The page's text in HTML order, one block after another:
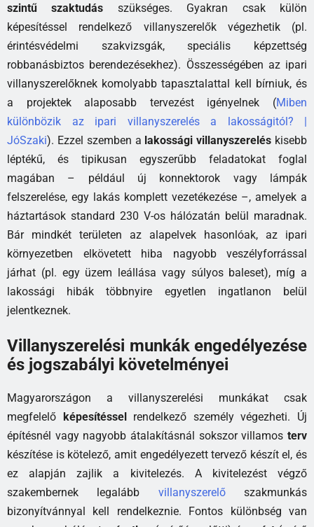
szintű szaktudás szükséges. Gyakran csak külön
képesítéssel rendelkező villanyszerelők végezhetik (pl.
érintésvédelmi szakvizsgák, speciális képzettség
robbanásbiztos berendezésekhez). Összességében az ipari
villanyszerelőknek komolyabb tapasztalattal kell bírniuk, és
a projektek alaposabb tervezést igényelnek (Miben
különbözik az ipari villanyszerelés a lakosságitól? |
JóSzaki). Ezzel szemben a lakossági villanyszerelés kisebb
léptékű, és tipikusan egyszerűbb feladatokat foglal
magában – például új konnektorok vagy lámpák
felszerelése, egy lakás komplett vezetékezése –, amelyek a
háztartások standard 230 V-os hálózatán belül maradnak.
Bár mindkét területen az alapelvek hasonlóak, az ipari
környezetben elkövetett hiba nagyobb veszélyforrással
járhat (pl. egy üzem leállása vagy súlyos baleset), míg a
lakossági hibák többnyire egyetlen ingatlanon belül
jelentkeznek.
Villanyszerelési munkák engedélyezése
és jogszabályi követelményei
Magyarországon a villanyszerelési munkákat csak
megfelelő képesítésselrendelkező személy végezheti. Új
építésnél vagy nagyobb átalakításnál sokszor villamos terv
készítése is kötelező, amit engedélyezett tervező készít el, és
ez alapján zajlik a kivitelezés. A kivitelezést végző
szakembernek legalább villanyszerelőszakmunkás
bizonyítvánnyal kell rendelkeznie. Fontos különbség van